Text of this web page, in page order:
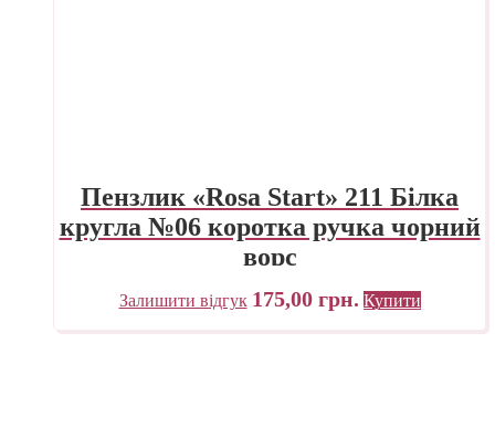
Пензлик «Rosa Start» 211 Білка
кругла №06 коротка ручка чорний
ворс
Залишити відгук 175,00 грн. Купити